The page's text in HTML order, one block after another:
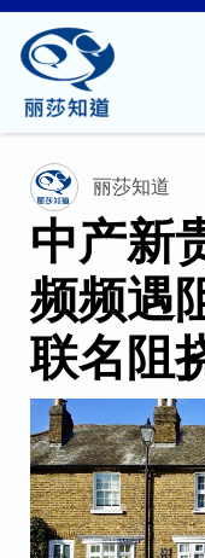
丽莎知道
中产新
频频遇
联名阻